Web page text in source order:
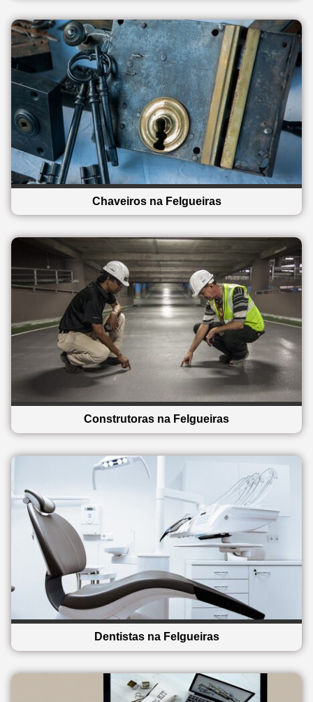
Chaveiros na Felgueiras
Construtoras na Felgueiras
Dentistas na Felgueiras